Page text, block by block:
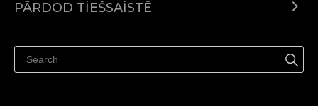
Izcenojumi
PĀRDOD TIEŠSAISTĒ
Pārdod Facebook
Pārdod Instagram